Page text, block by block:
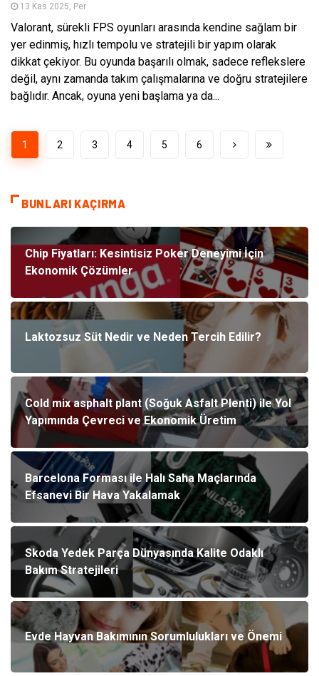
13 Kas 2025, Per
Valorant, sürekli FPS oyunları arasında kendine sağlam bir
yer edinmiş, hızlı tempolu ve stratejili bir yapım olarak
dikkat çekiyor. Bu oyunda başarılı olmak, sadece reflekslere
değil, aynı zamanda takım çalışmalarına ve doğru stratejilere
bağlıdır. Ancak, oyuna yeni başlama ya da...
1 2 3 4 5 6
BUNLARI KAÇIRMA
Chip Fiyatları: Kesintisiz Poker Deneyimi İçin
Ekonomik Çözümler
Laktozsuz Süt Nedir ve Neden Tercih Edilir?
Cold mix asphalt plant (Soğuk Asfalt Plenti) ile Yol
Yapımında Çevreci ve Ekonomik Üretim
Barcelona Forması ile Halı Saha Maçlarında
Efsanevi Bir Hava Yakalamak
Skoda Yedek Parça Dünyasında Kalite Odaklı
Bakım Stratejileri
Evde Hayvan Bakımının Sorumlulukları ve Önemi